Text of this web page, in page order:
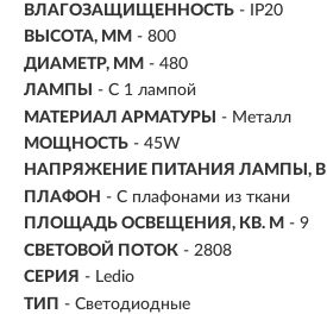
ВЛАГОЗАЩИЩЕННОСТЬ - IP20
ВЫСОТА, ММ - 800
ДИАМЕТР, ММ - 480
ЛАМПЫ
- С 1 лампой
МАТЕРИАЛ АРМАТУРЫ
- Металл
МОЩНОСТЬ - 45W
НАПРЯЖЕНИЕ ПИТАНИЯ ЛАМПЫ, В
ПЛАФОН - С плафонами из ткани
ПЛОЩАДЬ ОСВЕЩЕНИЯ, КВ. М - 9
СВЕТОВОЙ ПОТОК - 2808
СЕРИЯ - Ledio
ТИП - Светодиодные